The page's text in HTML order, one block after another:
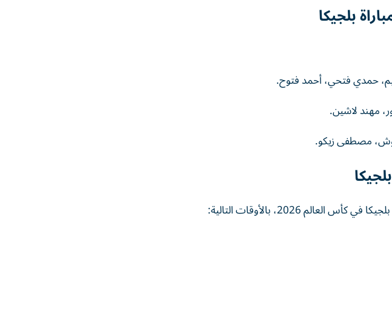
بلجيكا
حمدي فتحي، أحمد فتوح.
مهند لاشين.
مصطفى زيكو.
2026، بالأوقات التالية: